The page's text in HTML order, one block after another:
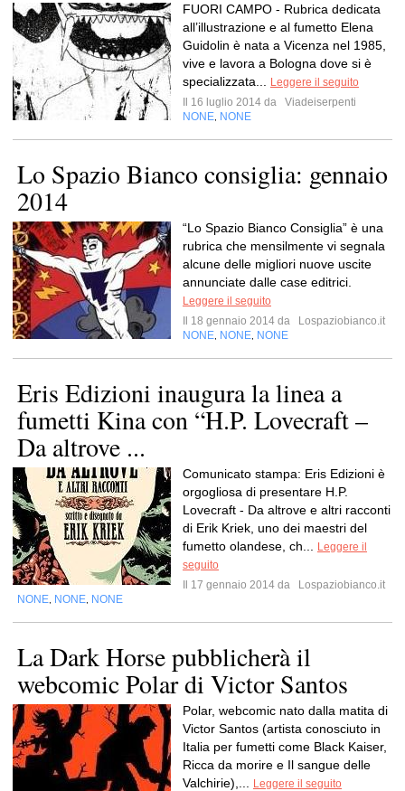
FUORI CAMPO - Rubrica dedicata
all’illustrazione e al fumetto Elena
Guidolin è nata a Vicenza nel 1985,
vive e lavora a Bologna dove si è
specializzata...
Leggere il seguito
Il 16 luglio 2014 da
Viadeiserpenti
NONE NONE
Lo Spazio Bianco consiglia: gennaio
2014
“Lo Spazio Bianco Consiglia” è una
rubrica che mensilmente vi segnala
alcune delle migliori nuove uscite
annunciate dalle case editrici.
Leggere il seguito
Il 18 gennaio 2014 da
Lospaziobianco.it
NONE NONE NONE
Eris Edizioni inaugura la linea a
fumetti Kina con “H.P. Lovecraft –
Da altrove ...
Comunicato stampa: Eris Edizioni è
orgogliosa di presentare H.P.
Lovecraft - Da altrove e altri racconti
di Erik Kriek, uno dei maestri del
fumetto olandese, ch...
Leggere il
seguito
Il 17 gennaio 2014 da
Lospaziobianco.it
NONE NONE NONE
La Dark Horse pubblicherà il
webcomic Polar di Victor Santos
Polar, webcomic nato dalla matita di
Victor Santos (artista conosciuto in
Italia per fumetti come Black Kaiser,
Ricca da morire e Il sangue delle
Valchirie),...
Leggere il seguito